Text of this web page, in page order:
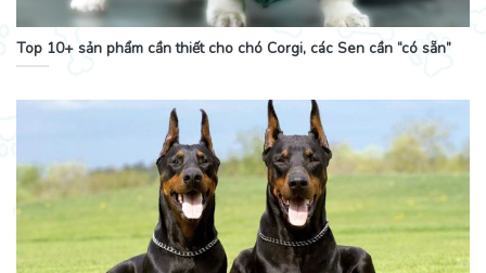
Top 10+ sản phẩm cần thiết cho chó Corgi, các Sen cần “có sẵn”